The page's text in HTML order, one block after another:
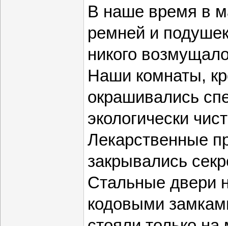
В наше время в
ремней и
никого
Наши комнаты,
окрашивались
экологически
Лекарственные
закрывались
Стальные двери
кодовыми